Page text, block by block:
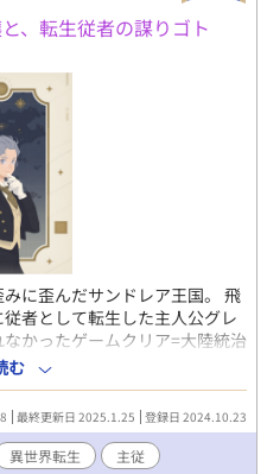
いなぜこんなに自分に尽くし
うだけで、ここまでするのだ
番だから」 どうやらロアンは
るようだが……。 長年の奴隷生
壊れてしまったアマネに無償
彼に、だんだんとアマネも絆
っくり進行します。 溺愛わん
ブストーリーになる予定で
、転生従者の謀りゴト
に歪んだサンドレア王国。 飛
者として転生した主人公グレ
かったゲームクリア=大陸統治
ロロッティ嬢の幸せを成就す
、目的達成のためグレイは奔
約破棄後、少しずつ歴史は歪曲
…… ＊主人公の股緩め、登場キ
ュア成分低めです。苦手な方
む
最終更新日 2025.1.25 登録日 2024.10.23
異世界転生
主従